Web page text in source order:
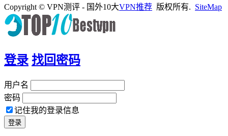
Copyright © VPN测评 - 国外10大VPN推荐 版权所有. SiteMap
登录 找回密码
用户名
密码
记住我的登录信息